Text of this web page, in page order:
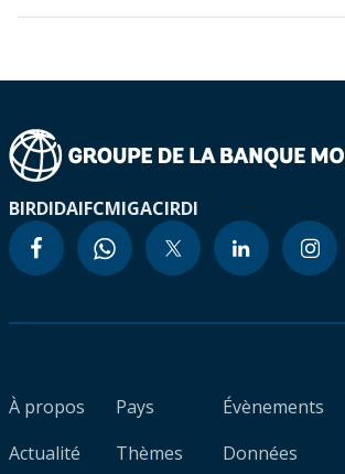
BIRDIDAIFCMIGACIRDI
À propos
Actualité
Pays
Thèmes
Évènements
Données